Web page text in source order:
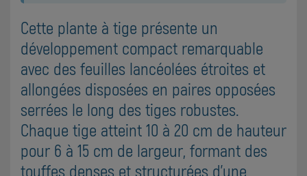
Cette plante à tige présente un
développement compact remarquable
avec des feuilles lancéolées étroites et
allongées disposées en paires opposées
serrées le long des tiges robustes.
Chaque tige atteint 10 à 20 cm de hauteur
pour 6 à 15 cm de largeur, formant des
touffes denses et structurées d'une